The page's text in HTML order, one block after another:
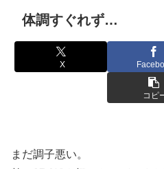
体調すぐれず…
X
コピ
まだ調子悪い。